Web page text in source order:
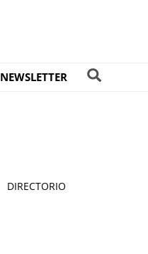
NEWSLETTER
DIRECTORIO